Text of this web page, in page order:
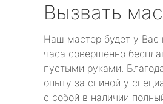
Вызвать
Наш мастер будет у Вас
часа совершенно
пустыми руками.
опыту за спиной у
с собой в наличии